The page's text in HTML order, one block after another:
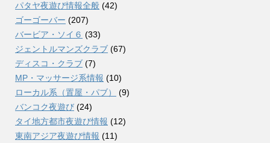
パタヤ夜遊び情報全般 (42)
ゴーゴーバー (207)
バービア・ソイ６ (33)
ジェントルマンズクラブ (67)
ディスコ・クラブ (7)
MP・マッサージ系情報 (10)
ローカル系（置屋・パブ）
(9)
バンコク夜遊び (24)
タイ地方都市夜遊び情報 (12)
東南アジア夜遊び情報 (11)